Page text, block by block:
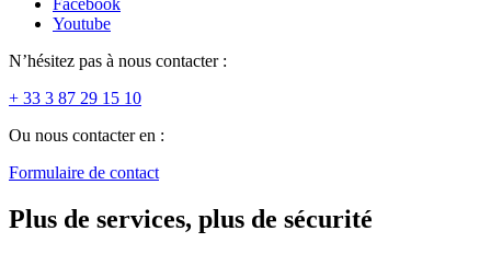
Youtube
N’hésitez pas à nous contacter :
+ 33 3 87 29 15 10
Ou nous contacter en :
Formulaire de contact
Plus de services, plus de sécurité